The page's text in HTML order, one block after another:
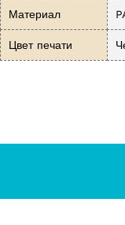
Материал
Цвет печати